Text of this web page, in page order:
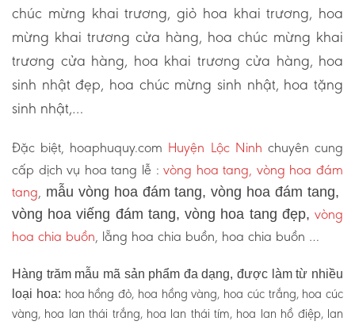
chúc mừng khai trương, giỏ hoa khai trương, hoa
mừng khai trương cửa hàng, hoa chúc mừng khai
trương cửa hàng, hoa khai trương cửa hàng, hoa
sinh nhật đẹp, hoa chúc mừng sinh nhật, hoa tặng
sinh nhật,…
Đặc biệt, hoaphuquy.com Huyện Lộc Ninh chuyên cung
cấp dịch vụ hoa tang lễ :vòng hoa tang, vòng hoa đám
tang, mẫu vòng hoa đám tang, vòng hoa đám tang,
vòng hoa viếng đám tang, vòng hoa tang đẹp, vòng
hoa chia buồn, lẵng hoa chia buồn, hoa chia buồn …
Hàng trăm mẫu mã sản phẩm đa dạng, được làm từ nhiều
loại hoa: hoa hồng đỏ, hoa hồng vàng, hoa cúc trắng, hoa cúc
vàng, hoa lan thái trắng, hoa lan thái tím, hoa lan hồ điệp, lan